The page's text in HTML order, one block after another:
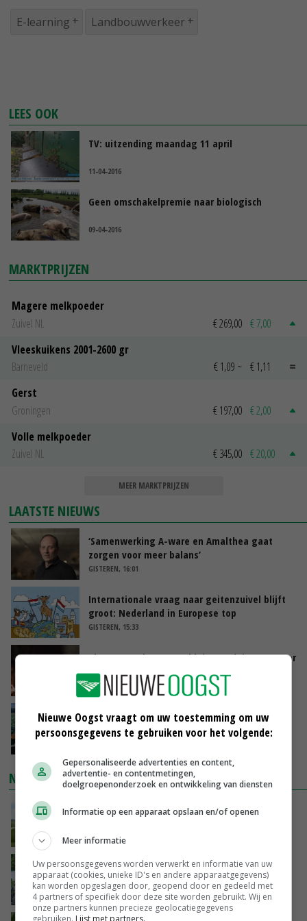
E-learning Landbouwverkeer
LEES OOK
TV: uitzending maandag 11 april
11-04-2016
Geen omschakelpremie naar biologisch
09-04-2016
MARKTPRIJZEN
Magere melkpoeder
Zuivel NL
€ 269,00 € 7,00
Vleeskuikens 2001-2600 gr
Barneveld
€ 1,09 ~ € 1,11
Gerst
Groningen
€ 197,00 € 2,00
Volle melkpoeder
Zuivel NL
€ 345,00 € 20,00
MEER MARKTPRIJZEN
LAATSTE NIEUWS
‘Samenwerking A-ware en Amalthea gaat
zorgen voor meer balans’
GISTEREN, 16:01
Internationale vraag naar geitenzuivel blijft
groot: Nederland in Europese top
GISTEREN, 15:33
Vlaamse varkensstapel krimpt, pluimveesector
groeit door schaalvergroting
GISTEREN, 15:20
‘Cijfer jezelf niet weg en doe vooral ook waar
je gelukkig van wordt’
NIEUWSTE VIDEO'S
POAH!: John Deere 7730
GISTEREN, 10:00
Oekraïne-vlogger Kees Huizinga: ‘Bezoek van
de ambassade mag zelf groente plukken’
07-08-2026
Nieuwe Oogst vraagt om uw toestemming om uw
persoonsgegevens te gebruiken voor het volgende:
Gepersonaliseerde advertenties en content,
advertentie- en contentmetingen,
doelgroepenonderzoek en ontwikkeling van diensten
Informatie op een apparaat opslaan en/of openen
Meer informatie
Uw persoonsgegevens worden verwerkt en informatie van uw
apparaat (cookies, unieke ID's en andere apparaatgegevens)
kan worden opgeslagen door, geopend door en gedeeld met
4 partners of specifiek door deze site worden gebruikt. Wij en
onze partners kunnen precieze geolocatiegegevens
gebruiken. Lijst met partners.